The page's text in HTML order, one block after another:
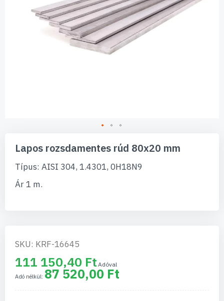
képgaléria
elejére
Lapos rozsdamentes rúd 80x20 mm
Típus: AISI 304, 1.4301, 0H18N9
Ár 1 m.
SKU: KRF-16645
111 150,40 Ft
87 520,00 Ft